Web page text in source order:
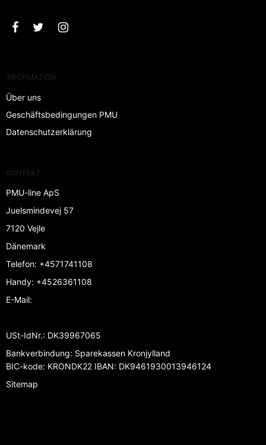
INFORMATION
Über uns
Geschäftsbedingungen PMU
Datenschutzerklärung
KONTAKT
PMU-line ApS
Juelsmindevej 57
7120 Vejle
Dänemark
Telefon: +4571741108
Handy: +4526361108
E-Mail:
USt-IdNr.: DK39967065
Bankverbindung: Sparekassen Kronjylland
BIC-kode: KRONDK22 IBAN: DK9461930013946124
Sitemap